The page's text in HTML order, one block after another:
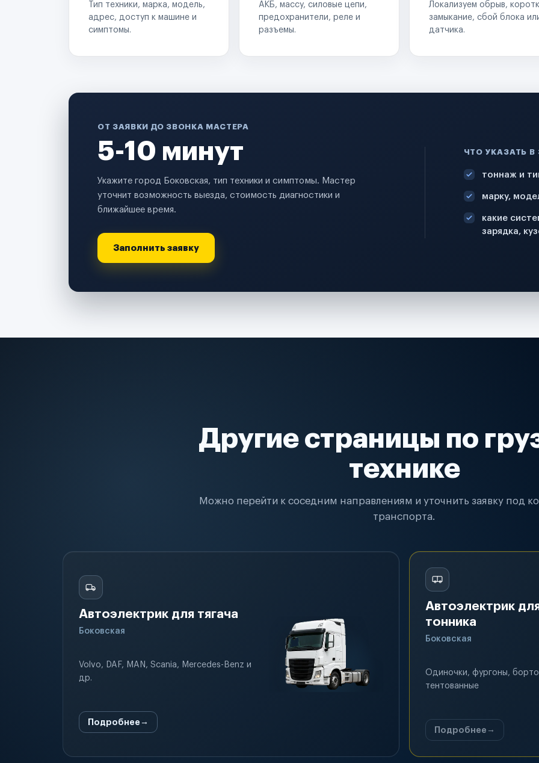
Тип техники, марка, модель,
адрес, доступ к машине и
симптомы.
АКБ, массу, силовые цепи,
предохранители, реле и
разъемы.
Локализуем обрыв,
замыкание, сбой блока
датчика.
ОТ ЗАЯВКИ ДО ЗВОНКА МАСТЕРА
5-10 минут
Укажите город Боковская, тип техники и симптомы. Мастер
уточнит возможность выезда, стоимость диагностики и
ближайшее время.
Заполнить заявку
ЧТО УКАЗАТЬ В
тоннаж и
марку,
какие
зарядка,
Другие страницы по
технике
Можно перейти к соседним направлениям и уточнить заявку под
транспорта.
Автоэлектрик для тягача
Боковская
Volvo, DAF, MAN, Scania, Mercedes-Benz и
др.
Подробнее
Автоэлектрик
тонника
Боковская
Одиночки, фургоны,
тентованные
Подробнее